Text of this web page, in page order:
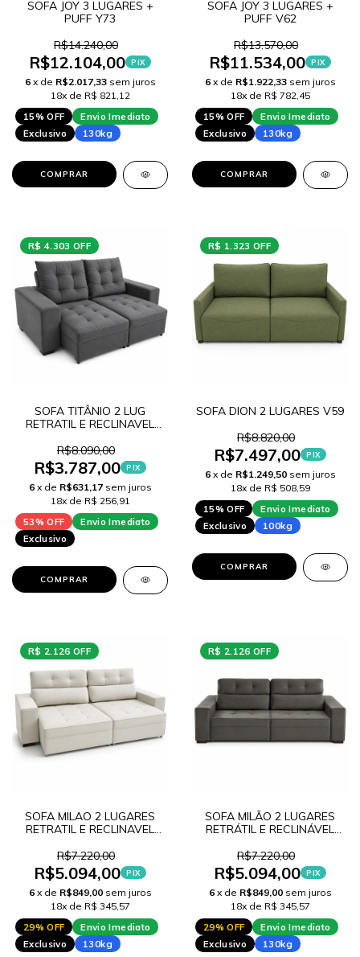
SOFA JOY 3 LUGARES +
PUFF Y73
R$14.240,00
R$12.104,00 PIX
6 x de R$2.017,33 sem juros
18x de R$ 821,12
15% OFF
Envio Imediato
Exclusivo
130kg
COMPRAR
SOFA JOY 3 LUGARES +
PUFF V62
R$13.570,00
R$11.534,00 PIX
6 x de R$1.922,33 sem juros
18x de R$ 782,45
15% OFF
Envio Imediato
Exclusivo
130kg
COMPRAR
R$ 4.303 OFF
SOFA TITÂNIO 2 LUG
RETRATIL E RECLINAVEL
R$8.090,00
R$3.787,00 PIX
6 x de R$631,17 sem juros
18x de R$ 256,91
53% OFF
Envio Imediato
Exclusivo
COMPRAR
R$ 1.323 OFF
SOFA DION 2 LUGARES V59
R$8.820,00
R$7.497,00 PIX
6 x de R$1.249,50 sem juros
18x de R$ 508,59
15% OFF
Envio Imediato
Exclusivo
100kg
COMPRAR
R$ 2.126 OFF
SOFA MILAO 2 LUGARES
RETRATIL E RECLINAVEL
R$7.220,00
R$5.094,00 PIX
6 x de R$849,00 sem juros
18x de R$ 345,57
29% OFF
Envio Imediato
Exclusivo
130kg
R$ 2.126 OFF
SOFA MILÃO 2 LUGARES
RETRÁTIL E RECLINÁVEL
R$7.220,00
R$5.094,00 PIX
6 x de R$849,00 sem juros
18x de R$ 345,57
29% OFF
Envio Imediato
Exclusivo
130kg